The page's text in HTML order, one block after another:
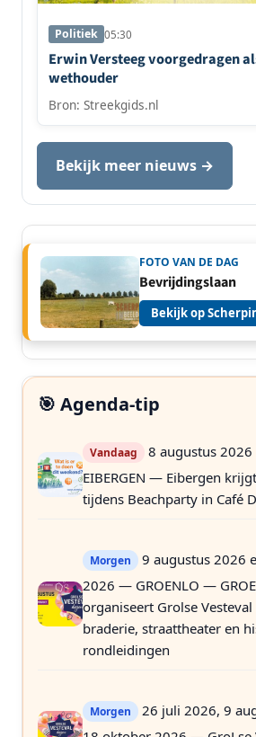
Politiek 05:30
Erwin Versteeg voorgedragen
wethouder
Bron: Streekgids.nl
Bekijk meer nieuws →
FOTO VAN DE DAG
Bevrijdingslaan
Bekijk op
🎯 Agenda-tip
Vandaag
8 augustus
EIBERGEN — Eibergen
tijdens Beachparty in Café
Morgen
9 augustus 2026
2026 — GROENLO —
organiseert Grolse
braderie, straattheater en
rondleidingen
Morgen
26 juli 2026, 9